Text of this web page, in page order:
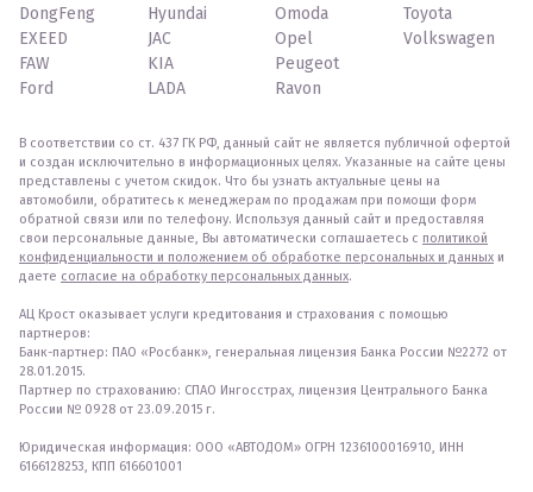
DongFeng
EXEED
FAW
Ford
Hyundai
JAC
KIA
LADA
Omoda
Opel
Peugeot
Ravon
Toyota
Volkswagen
В соответствии со ст. 437 ГК РФ, данный сайт не является публичной офертой
и создан исключительно в информационных целях. Указанные на сайте цены
представлены с учетом скидок. Что бы узнать актуальные цены на
автомобили, обратитесь к менеджерам по продажам при помощи форм
обратной связи или по телефону. Используя данный сайт и предоставляя
свои персональные данные, Вы автоматически соглашаетесь с политикой
конфиденциальности и положением об обработке персональных и данных и
даете согласие на обработку персональных данных.
АЦ Крост оказывает услуги кредитования и страхования с помощью
партнеров:
Банк-партнер: ПАО «Росбанк», генеральная лицензия Банка России №2272 от
28.01.2015.
Партнер по страхованию: СПАО Ингосстрах, лицензия Центрального Банка
России № 0928 от 23.09.2015 г.
Юридическая информация: ООО «АВТОДОМ» ОГРН 1236100016910, ИНН
6166128253, КПП 616601001